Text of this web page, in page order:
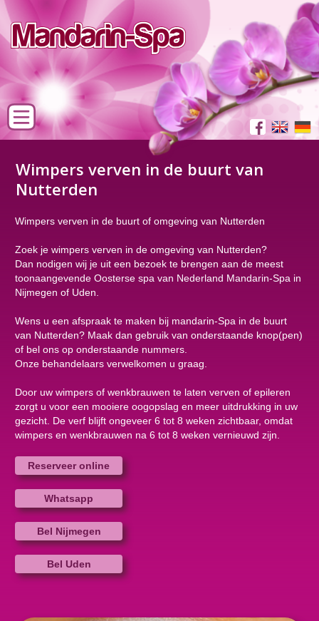
Wimpers verven in de buurt van
Nutterden
Wimpers verven in de buurt of omgeving van Nutterden
Zoek je wimpers verven in de omgeving van Nutterden?
Dan nodigen wij je uit een bezoek te brengen aan de meest
toonaangevende Oosterse spa van Nederland Mandarin-Spa in
Nijmegen of Uden.
Wens u een afspraak te maken bij mandarin-Spa in de buurt
van Nutterden? Maak dan gebruik van onderstaande knop(pen)
of bel ons op onderstaande nummers.
Onze behandelaars verwelkomen u graag.
Door uw wimpers of wenkbrauwen te laten verven of epileren
zorgt u voor een mooiere oogopslag en meer uitdrukking in uw
gezicht. De verf blijft ongeveer 6 tot 8 weken zichtbaar, omdat
wimpers en wenkbrauwen na 6 tot 8 weken vernieuwd zijn.
Reserveer online
Whatsapp
Bel Nijmegen
Bel Uden